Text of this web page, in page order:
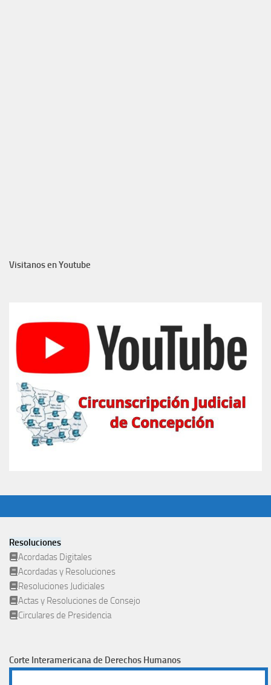
Visitanos en Youtube
Resoluciones
Acordadas Digitales
Acordadas y Resoluciones
Resoluciones Judiciales
Actas y Resoluciones de Consejo
Circulares de Presidencia
Corte Interamericana de Derechos Humanos